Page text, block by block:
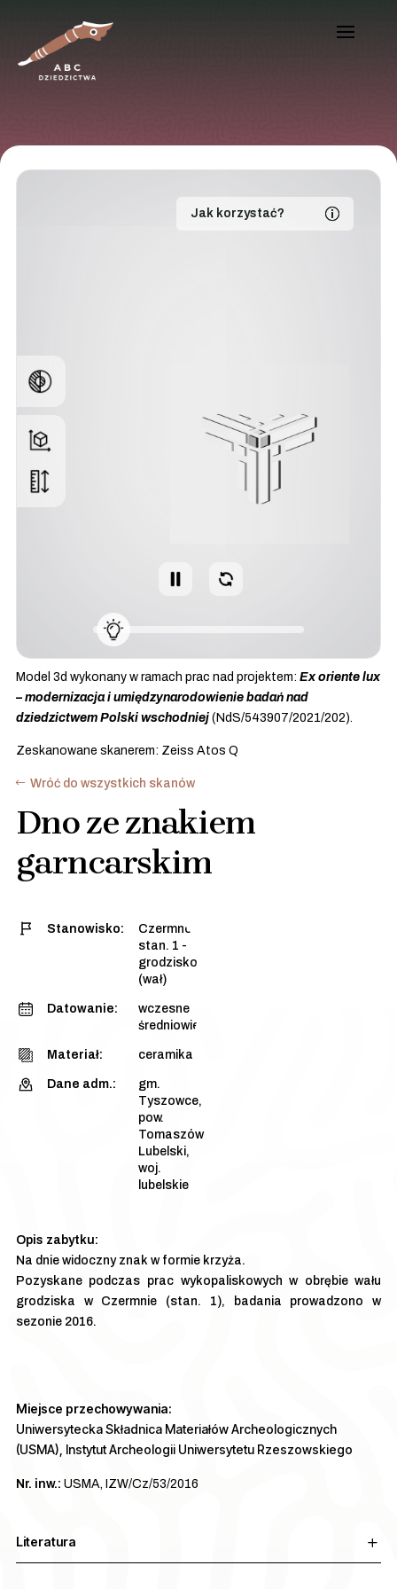
Jak korzystać?
Model 3d wykonany w ramach prac nad projektem: Ex oriente lux
– modernizacja i umiędzynarodowienie badań nad
dziedzictwem Polski wschodniej (NdS/543907/2021/202).
Zeskanowane skanerem: Zeiss Atos Q
Wróć do wszystkich skanów
Dno ze znakiem
garncarskim
Stanowisko:
Czermno,
stan. 1 -
grodzisko
(wał)
Datowanie:
wczesne
średniowiecze
Materiał: ceramika
Dane adm.:
gm.
Tyszowce,
pow.
Tomaszów
Lubelski,
woj.
lubelskie
Na dnie widoczny znak w formie krzyża.
Pozyskane podczas prac wykopaliskowych w obrębie wału
grodziska w Czermnie (stan. 1), badania prowadzono w
sezonie 2016.
Miejsce przechowywania:
Uniwersytecka Składnica Materiałów Archeologicznych
(USMA), Instytut Archeologii Uniwersytetu Rzeszowskiego
Nr. inw.: USMA, IZW/Cz/53/2016
Literatura